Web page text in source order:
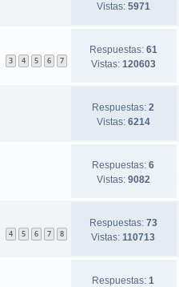
Vistas: 5971
3 4 5 6 7
Respuestas: 61
Vistas: 120603
Respuestas:2
Vistas: 6214
Respuestas:6
Vistas: 9082
4 5 6 7 8
Respuestas: 73
Vistas:110713
Respuestas:1